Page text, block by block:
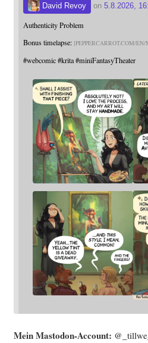
David Revoy on 5.8.2026,
Authenticity Problem
Bonus timelapse: PEPPERCARROT.COM/EN/
#webcomic #krita #miniFantasyTheater
Mein Mast­o­don-Account: